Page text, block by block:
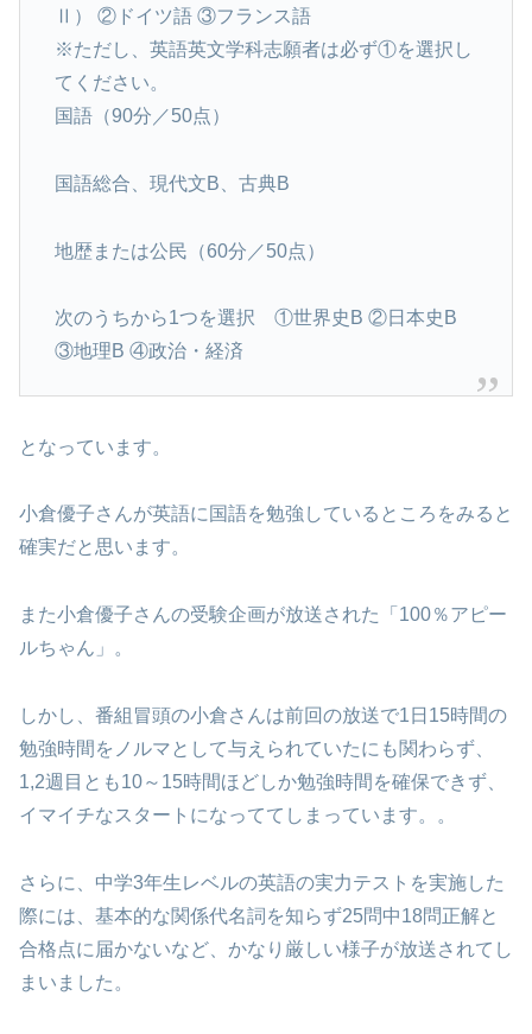
Ⅱ） ②ドイツ語 ③フランス語
※ただし、英語英文学科志願者は必ず①を選択し
てください。
国語（90分／50点）
国語総合、現代文B、古典B
地歴または公民（60分／50点）
次のうちから1つを選択 ①世界史B ②日本史B
③地理B ④政治・経済
となっています。
小倉優子さんが英語に国語を勉強しているところをみると
確実だと思います。
また小倉優子さんの受験企画が放送された「100％アピー
ルちゃん」。
しかし、番組冒頭の小倉さんは前回の放送で1日15時間の
勉強時間をノルマとして与えられていたにも関わらず、
1,2週目とも10～15時間ほどしか勉強時間を確保できず、
イマイチなスタートになっててしまっています。。
さらに、中学3年生レベルの英語の実力テストを実施した
際には、基本的な関係代名詞を知らず25問中18問正解と
合格点に届かないなど、かなり厳しい様子が放送されてし
まいました。